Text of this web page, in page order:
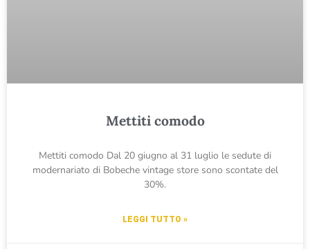
Mettiti comodo
Mettiti comodo Dal 20 giugno al 31 luglio le sedute di
modernariato di Bobeche vintage store sono scontate del
30%.
LEGGI TUTTO »